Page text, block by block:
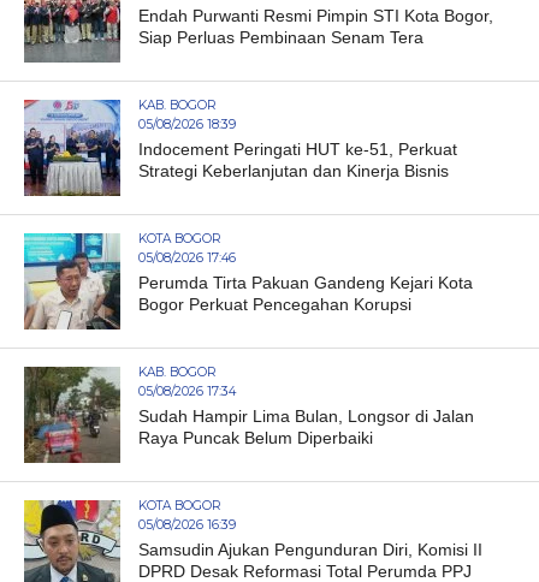
Endah Purwanti Resmi Pimpin STI Kota Bogor,
Siap Perluas Pembinaan Senam Tera
KAB. BOGOR
05/08/2026 18:39
Indocement Peringati HUT ke-51, Perkuat
Strategi Keberlanjutan dan Kinerja Bisnis
KOTA BOGOR
05/08/2026 17:46
Perumda Tirta Pakuan Gandeng Kejari Kota
Bogor Perkuat Pencegahan Korupsi
KAB. BOGOR
05/08/2026 17:34
Sudah Hampir Lima Bulan, Longsor di Jalan
Raya Puncak Belum Diperbaiki
KOTA BOGOR
05/08/2026 16:39
Samsudin Ajukan Pengunduran Diri, Komisi II
DPRD Desak Reformasi Total Perumda PPJ